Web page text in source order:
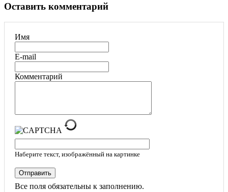
Оставить комментарий
Имя
E-mail
Комментарий
Наберите текст, изображённый на картинке
Отправить
Все поля обязательны к заполнению.